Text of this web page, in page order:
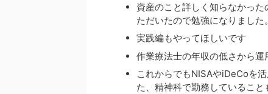
資産のこと詳しく知らなかっ
ただいたので勉強になりました。
実践編もやってほしいです
作業療法士の年収の低さから運
これからでもNISAやiDeCoを
た、精神科で勤務しているこ